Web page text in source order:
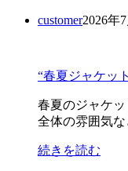
customer2026年
“春夏ジャケッ
春夏のジャケ
全体の雰囲気
続きを読む